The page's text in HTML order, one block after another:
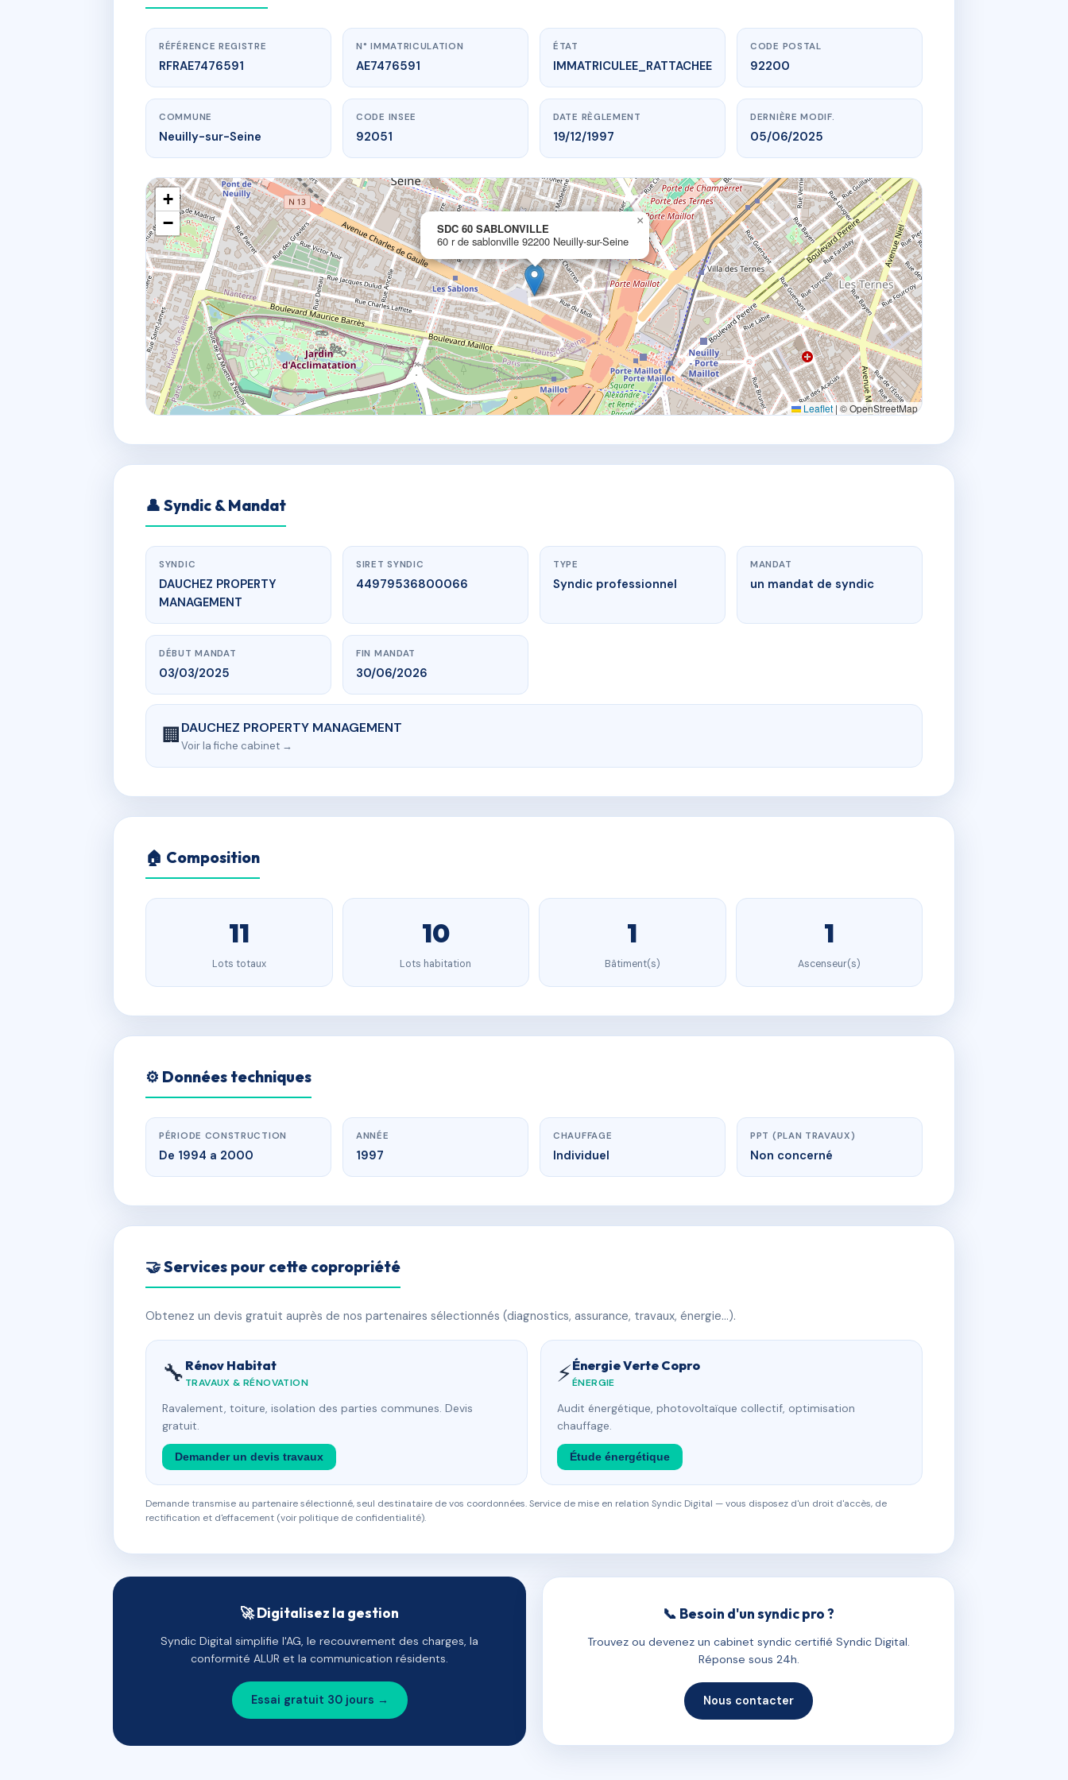
www.vme.plus/AE7476591
SDC 60 SABLONVILLE
60 r de sablonville92200 Neuilly-sur-Seine
RÉFÉRENCE REGISTRE
RFRAE7476591
N° IMMATRICULATION
AE7476591
ÉTAT
IMMATRICULEE_RATTACHEE
CODE POSTAL
92200
COMMUNE
Neuilly-sur-Seine
CODE INSEE
92051
DATE RÈGLEMENT
19/12/1997
DERNIÈRE MODIF.
05/06/2025
SDC 60 SABLONVILLE
60 r de sablonville 92200 Neuilly-sur-Seine
×
+
−
Leaflet |© OpenStreetMap
👤 Syndic & Mandat
SYNDIC
DAUCHEZ PROPERTY
MANAGEMENT
SIRET SYNDIC
44979536800066
TYPE
Syndic professionnel
MANDAT
un mandat de syndic
DÉBUT MANDAT
03/03/2025
FIN MANDAT
30/06/2026
🏢DAUCHEZ PROPERTY MANAGEMENT
Voir la fiche cabinet →
🏠 Composition
11
Lots totaux
10
Lots habitation
1
Bâtiment(s)
1
Ascenseur(s)
⚙️ Données techniques
PÉRIODE CONSTRUCTION
De 1994 a 2000
ANNÉE
1997
CHAUFFAGE
Individuel
PPT (PLAN TRAVAUX)
Non concerné
🤝 Services pour cette copropriété
Obtenez un devis gratuit auprès de nos partenaires sélectionnés (diagnostics, assurance, travaux, énergie…).
🔧 Rénov Habitat
TRAVAUX & RÉNOVATION
Ravalement, toiture, isolation des parties communes. Devis
gratuit.
Demander un devis travaux
⚡Énergie Verte Copro
ÉNERGIE
Audit énergétique, photovoltaïque collectif, optimisation
chauffage.
Étude énergétique
Demande transmise au partenaire sélectionné, seul destinataire de vos coordonnées. Service de mise en relation Syndic Digital — vous disposez d'un droit d'accès, de
rectification et d'effacement (voir politique de confidentialité).
🚀 Digitalisez la gestion
Syndic Digital simplifie l'AG, le recouvrement des charges, la
conformité ALUR et la communication résidents.
Essai gratuit 30 jours →
📞 Besoin d'un syndic pro ?
Trouvez ou devenez un cabinet syndic certifié Syndic Digital.
Réponse sous 24h.
Nous contacter